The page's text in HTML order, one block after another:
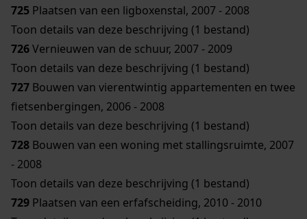
725 Plaatsen van een ligboxenstal, 2007 - 2008
Toon details van deze beschrijving (1 bestand)
726Vernieuwen van de schuur, 2007 - 2009
Toon details van deze beschrijving (1 bestand)
727 Bouwen van vierentwintig appartementen en twee
fietsenbergingen, 2006 - 2008
Toon details van deze beschrijving (1 bestand)
728 Bouwen van een woning met stallingsruimte, 2007
- 2008
Toon details van deze beschrijving (1 bestand)
729 Plaatsen van een erfafscheiding, 2010 - 2010